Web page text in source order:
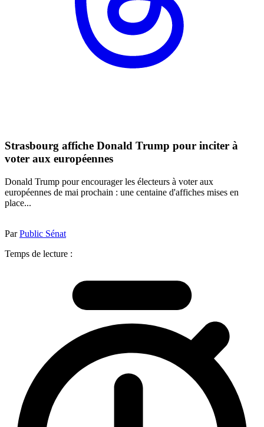
Strasbourg affiche Donald Trump pour inciter à
voter aux européennes
Donald Trump pour encourager les électeurs à voter aux
européennes de mai prochain : une centaine d'affiches mises en
place...
ParPublic Sénat
Temps de lecture :